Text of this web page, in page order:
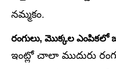
నమ్మకం.
రంగులు, మొక్కల ఎంపికలో
ఇంట్లో చాలా ముదురు